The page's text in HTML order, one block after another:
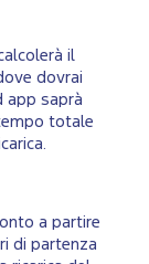
il
dovrai
app saprà
totale
a partire
di partenza